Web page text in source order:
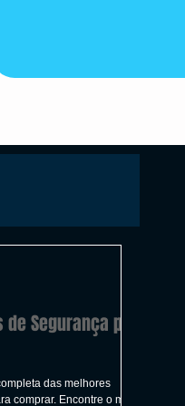
Segurança para
das melhores
comprar. Encontre o melhor